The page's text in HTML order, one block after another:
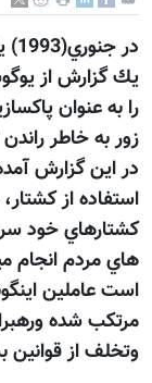
يك گزارش از
را به عنوان
زور به خاطر
در اين گزارش
استفاده از
كشتارهاي خود
است عاملين
مرتكب شده
وتخلف از قوانين